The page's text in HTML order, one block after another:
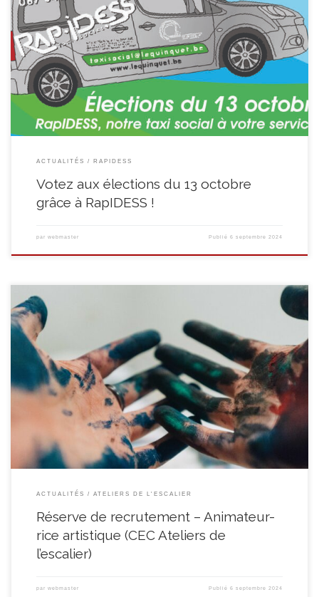
Le dimanche 13 octobre prochain, les élections communales et
provinciales auront lieu en Belgique. Si vous avez 60 ans ou plus et que
vous avez des difficultés à vous rendre aux urnes, la Ville de Soignies, le
CPAS et RapIDESS ont une solution pour vous ! Nos Taxis Sociaux à votre […]
ACTUALITÉS RAPIDESS
Votez aux élections du 13 octobre
grâce à RapIDESS !
par webmaster Publié6 septembre 2024
Suite au prochain départ à la pension d’une de nos collègues, le Centre
d’Expression et de Créativité « Ateliers de l’Escalier » de l’asbl Le Quinquet
constitue une réserve de recrutement en vue de l’engagement d’un(e)
animateur(rice) artistique. Un CEC est une structure qui stimule la
créativité, l’ouverture à l’imaginaire et l’acquisition […]
ACTUALITÉS ATELIERS DE L'ESCALIER
Réserve de recrutement – Animateur-
rice artistique (CEC Ateliers de
l’escalier)
par webmaster Publié6 septembre 2024